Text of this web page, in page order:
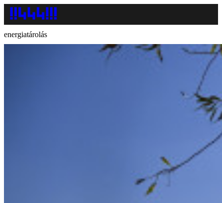
energiatárolás